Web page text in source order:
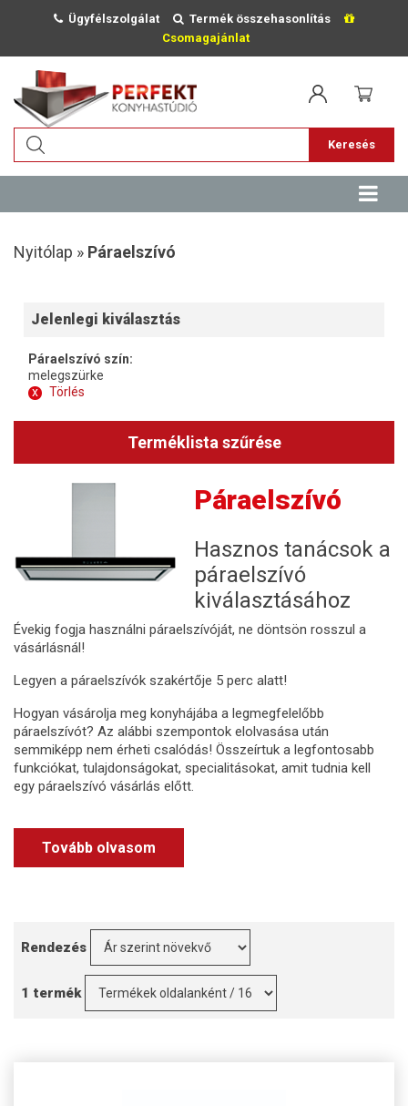
Ügyfélszolgálat
Termék összehasonlítás
Csomagajánlat
Keresés
Nyitólap » Páraelszívó
Jelenlegi kiválasztás
Páraelszívó szín:
melegszürke
x
Törlés
Terméklista szűrése
Páraelszívó
Hasznos tanácsok a
páraelszívó
kiválasztásához
Évekig fogja használni páraelszívóját, ne döntsön rosszul a
vásárlásnál!
Legyen a páraelszívók szakértője 5 perc alatt!
Hogyan vásárolja meg konyhájába a legmegfelelőbb
páraelszívót? Az alábbi szempontok elolvasása után
semmiképp nem érheti csalódás! Összeírtuk a legfontosabb
funkciókat, tulajdonságokat, specialitásokat, amit tudnia kell
egy páraelszívó vásárlás előtt.
Tovább olvasom
Rendezés
1 termék